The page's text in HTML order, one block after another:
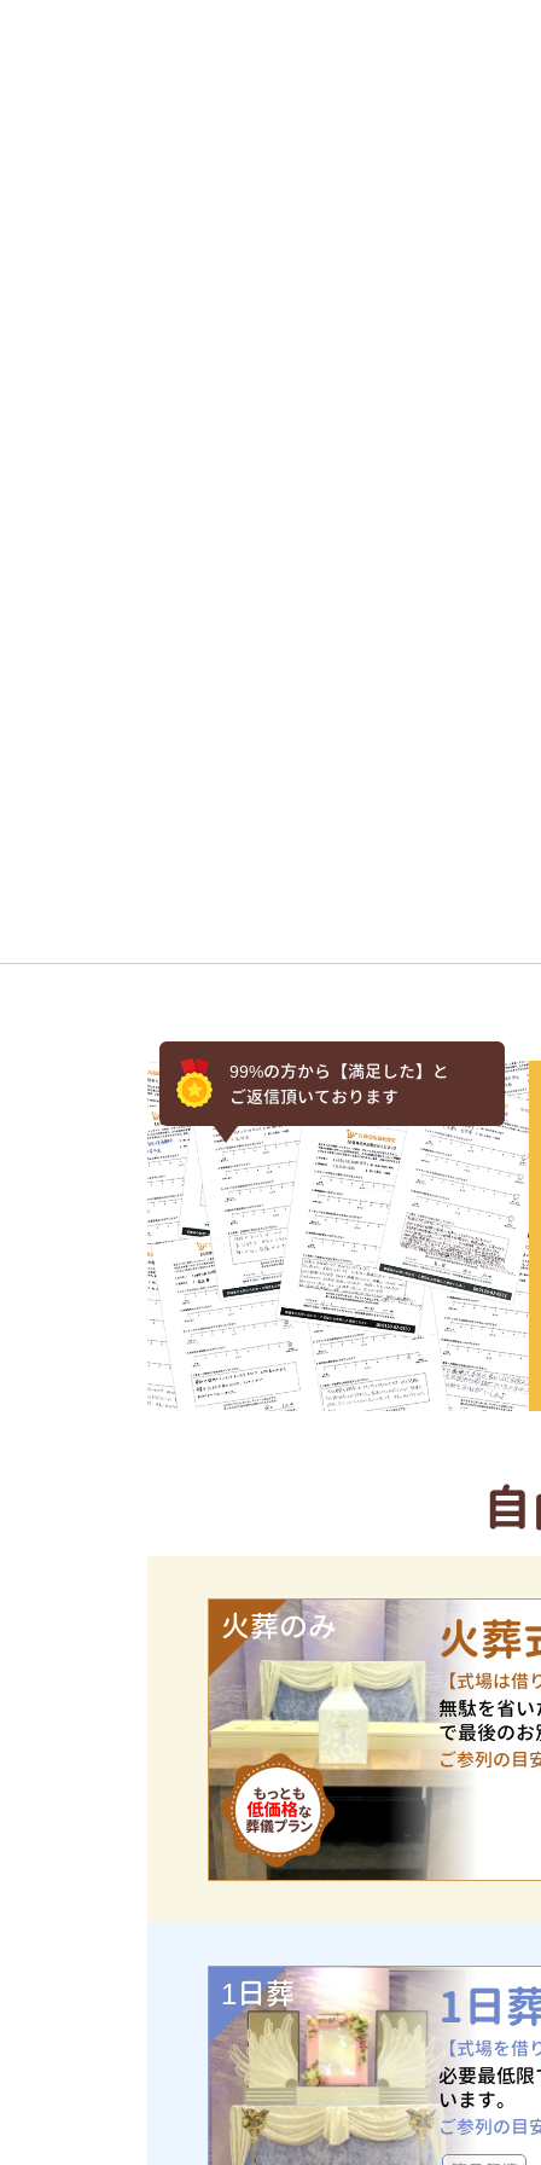
99%の方から【満足した】と
ご返信頂いております
火葬のみ 火葬
【式場は
無駄を省
で最後の
ご参列の目
1日葬 1日
【式場を
必要最低
います。
ご参列の目